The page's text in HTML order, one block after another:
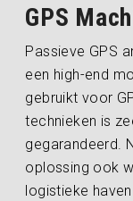
GPS
Passieve GPS
een high-end
gebruikt voor
technieken is
gegarandeerd.
oplossing ook
logistieke